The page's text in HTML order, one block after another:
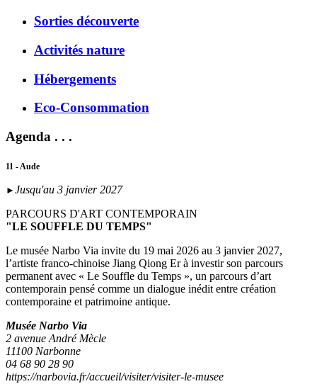
Sorties découverte
Activités nature
Hébergements
Eco-Consommation
Agenda . . .
11 - Aude
► Jusqu'au 3 janvier 2027
PARCOURS D'ART CONTEMPORAIN
"LE SOUFFLE DU TEMPS"
Le musée Narbo Via invite du 19 mai 2026 au 3 janvier 2027,
l’artiste franco-chinoise Jiang Qiong Er à investir son parcours
permanent avec « Le Souffle du Temps », un parcours d’art
contemporain pensé comme un dialogue inédit entre création
contemporaine et patrimoine antique.
Musée Narbo Via
2 avenue André Mècle
11100 Narbonne
04 68 90 28 90
https://narbovia.fr/accueil/visiter/visiter-le-musee